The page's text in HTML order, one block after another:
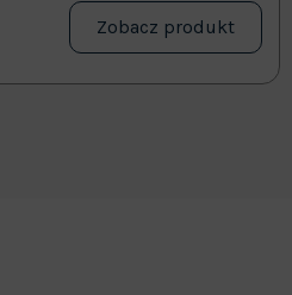
Zobacz produkt